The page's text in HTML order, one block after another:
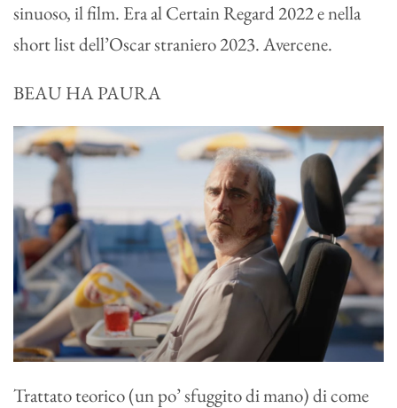
sinuoso, il film. Era al Certain Regard 2022 e nella
short list dell’Oscar straniero 2023. Avercene.
BEAU HA PAURA
Trattato teorico (un po’ sfuggito di mano) di come